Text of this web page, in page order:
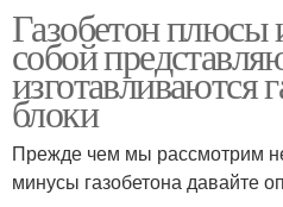
Газобетон
собой
изготавливаются
блоки
Прежде чем мы рассмотрим
минусы газобетона давайте